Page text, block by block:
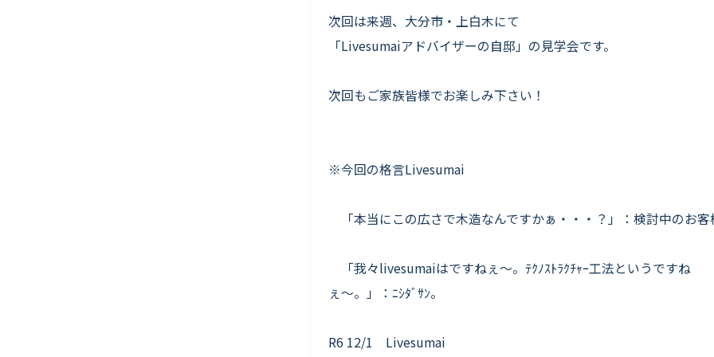
次回は来週、大分市・上白木にて
「Livesumaiアドバイザーの自邸」の見学会です。
次回もご家族皆様でお楽しみ下さい！
※今回の格言Livesumai
「本当にこの広さで木造なんですかぁ・・・？」：検討中のお客
「我々livesumaiはですねぇ〜。ﾃｸﾉｽﾄﾗｸﾁｬｰ工法というですね
ぇ〜。」：ﾆｼﾀﾞｻﾝ。
R6 12/1 Livesumai